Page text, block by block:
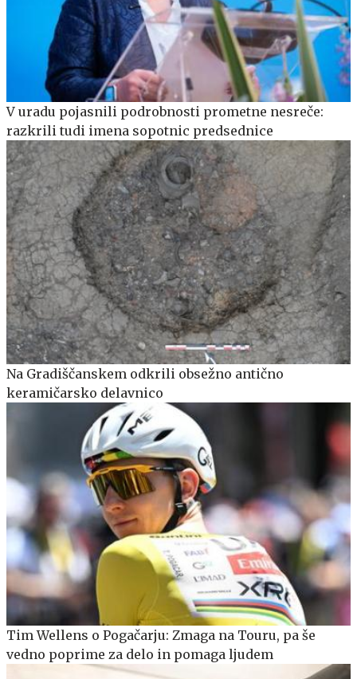
V uradu pojasnili podrobnosti prometne nesreče:
razkrili tudi imena sopotnic predsednice
Na Gradiščanskem odkrili obsežno antično
keramičarsko delavnico
Tim Wellens o Pogačarju: Zmaga na Touru, pa še
vedno poprime za delo in pomaga ljudem